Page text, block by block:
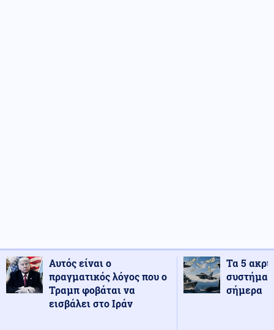
Αυτός είναι ο
πραγματικός λόγος που ο
Τραμπ φοβάται να
εισβάλει στο Ιράν
Τα 5
σήμερα